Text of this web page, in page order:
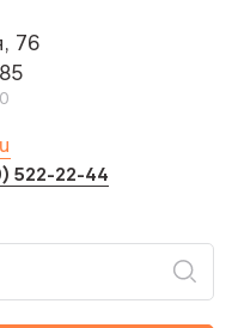
76
522-22-44